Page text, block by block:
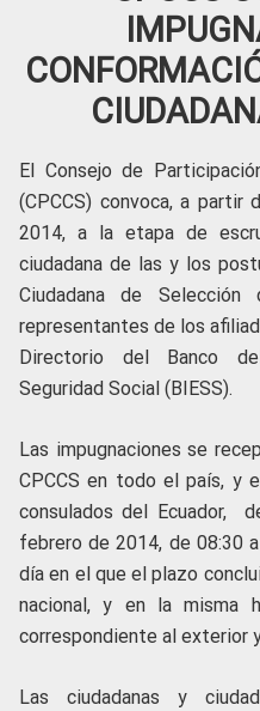
El Consejo de
(CPCCS) convoca, a
2014, a la etapa de
ciudadana de las y los
Ciudadana de
representantes de los
Directorio del Banco
Seguridad Social (BIESS).
Las impugnaciones se
CPCCS en todo el país, y
consulados del Ecuador,
febrero de 2014, de 08:30
día en el que el plazo
nacional, y en la misma
correspondiente al exterior
Las ciudadanas y